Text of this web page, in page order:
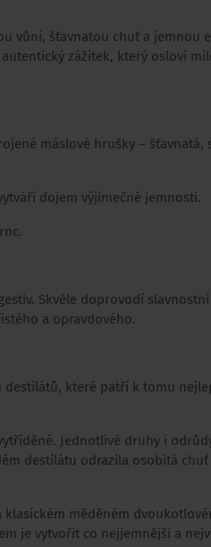
vůni, šťavnatou chuť a jemnou
zážitek, který osloví
máslové hrušky – šťavnatá,
dojem výjimečné jemnosti.
Skvěle doprovodí slavnostní
a opravdového.
které patří k tomu
Jednotlivé druhy i
destilátu odrazila osobitá
měděném
je vytvořit co nejjemnější a